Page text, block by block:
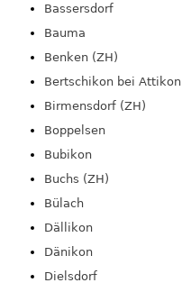
Bassersdorf
Bauma
Benken (ZH)
Bertschikon bei Attikon
Birmensdorf (ZH)
Boppelsen
Bubikon
Buchs (ZH)
Bülach
Dällikon
Dänikon
Dielsdorf